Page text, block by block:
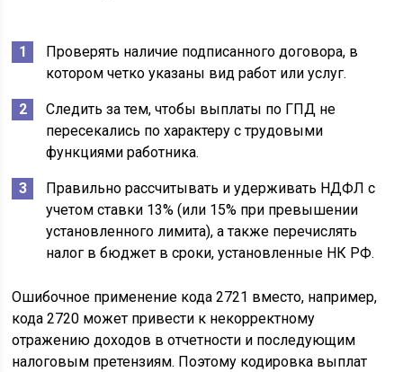
Проверять наличие подписанного договора, в
котором четко указаны вид работ или услуг.
Следить за тем, чтобы выплаты по ГПД не
пересекались по характеру с трудовыми
функциями работника.
Правильно рассчитывать и удерживать НДФЛ с
учетом ставки 13% (или 15% при превышении
установленного лимита), а также перечислять
налог в бюджет в сроки, установленные НК РФ.
Ошибочное применение кода 2721 вместо, например,
кода 2720 может привести к некорректному
отражению доходов в отчетности и последующим
налоговым претензиям. Поэтому кодировка выплат